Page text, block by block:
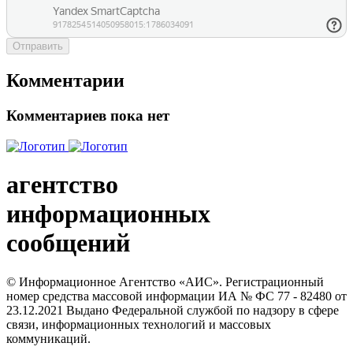
Отправить
Комментарии
Комментариев пока нет
агентство
информационных
сообщений
© Информационное Агентство «АИС». Регистрационный
номер средства массовой информации ИА № ФС 77 - 82480 от
23.12.2021 Выдано Федеральной службой по надзору в сфере
связи, информационных технологий и массовых
коммуникаций.